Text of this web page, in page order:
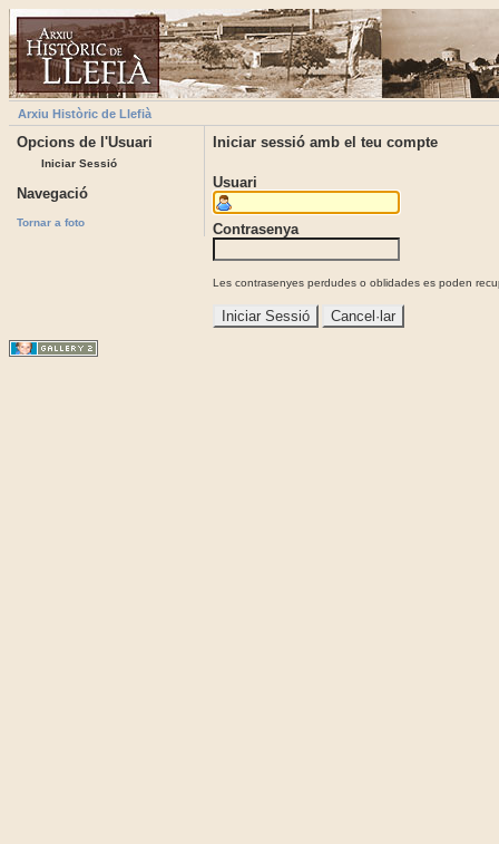
Arxiu Històric de Llefià
Opcions de l'Usuari
Iniciar Sessió
Navegació
Tornar a foto
Iniciar sessió amb el teu compte
Usuari
Contrasenya
Les contrasenyes perdudes o oblidades es poden